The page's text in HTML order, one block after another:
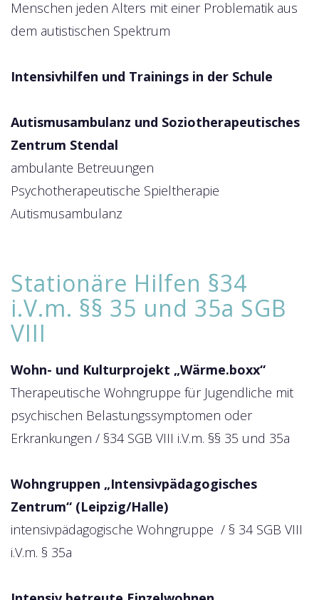
Menschen jeden Alters mit einer Problematik aus
dem autistischen Spektrum
Intensivhilfen und Trainings in der Schule
Autismusambulanz und Soziotherapeutisches
Zentrum Stendal
ambulante Betreuungen
Psychotherapeutische Spieltherapie
Autismusambulanz
Stationäre Hilfen §34
i.V.m. §§ 35 und 35a SGB
VIII
Wohn- und Kulturprojekt „Wärme.boxx“
Therapeutische Wohngruppe für Jugendliche mit
psychischen Belastungssymptomen oder
Erkrankungen / §34 SGB VIII i.V.m. §§ 35 und 35a
Wohngruppen „Intensivpädagogisches
Zentrum“ (Leipzig/Halle)
intensivpädagogische Wohngruppe / § 34 SGB VIII
i.V.m. § 35a